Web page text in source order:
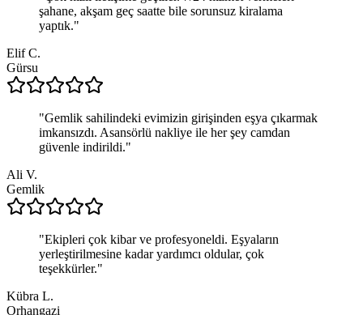
şahane, akşam geç saatte bile sorunsuz kiralama
yaptık."
Elif C.
Gürsu
"Gemlik sahilindeki evimizin girişinden eşya çıkarmak
imkansızdı. Asansörlü nakliye ile her şey camdan
güvenle indirildi."
Ali V.
Gemlik
"Ekipleri çok kibar ve profesyoneldi. Eşyaların
yerleştirilmesine kadar yardımcı oldular, çok
teşekkürler."
Kübra L.
Orhangazi